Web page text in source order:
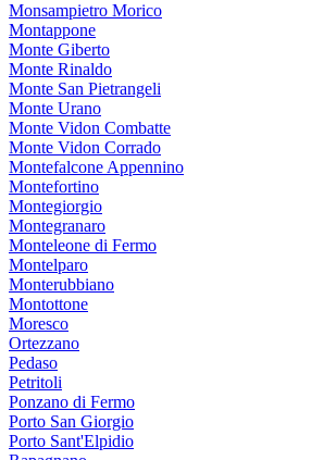
Monsampietro Morico
Montappone
Monte Giberto
Monte Rinaldo
Monte San Pietrangeli
Monte Urano
Monte Vidon Combatte
Monte Vidon Corrado
Montefalcone Appennino
Montefortino
Montegiorgio
Montegranaro
Monteleone di Fermo
Montelparo
Monterubbiano
Montottone
Moresco
Ortezzano
Pedaso
Petritoli
Ponzano di Fermo
Porto San Giorgio
Porto Sant'Elpidio